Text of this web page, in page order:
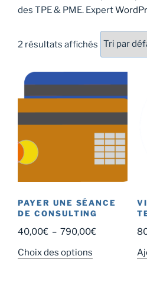
des TPE & PME. Expert
2 résultats affichés
PAYER UNE SÉANCE
DE CONSULTING
40,00€ – 790,00€Plage
Choix des options